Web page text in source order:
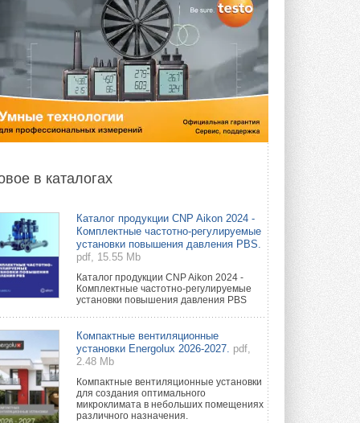
в каталогах
Каталог продукции CNP Aikon 2024 -
Комплектные частотно-регулируемые
установки повышения давления PBS.
pdf, 15.55 Mb
Каталог продукции CNP Aikon 2024 -
Комплектные частотно-регулируемые
установки повышения давления PBS
Компактные вентиляционные
установки Energolux 2026-2027. pdf,
2.48 Mb
Компактные вентиляционные установки
для создания оптимального
микроклимата в небольших помещениях
различного назначения.